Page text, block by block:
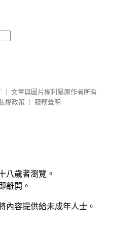
文章與圖片權利屬原作者所有
權政策
服務聲明
八歲者瀏覽。
離開。
內容提供給未成年人士。